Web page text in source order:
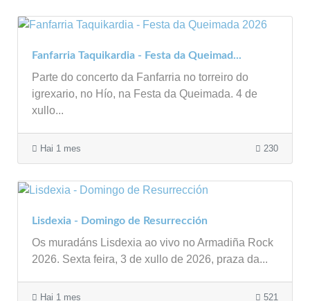
Fanfarria Taquikardia - Festa da Queimad...
Parte do concerto da Fanfarria no torreiro do
igrexario, no Hío, na Festa da Queimada. 4 de
xullo...
Hai 1 mes 230
Lisdexia - Domingo de Resurrección
Os muradáns Lisdexia ao vivo no Armadiña Rock
2026. Sexta feira, 3 de xullo de 2026, praza da...
Hai 1 mes 521